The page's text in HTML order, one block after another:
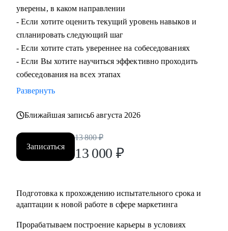
уверены, в каком направлении
- Если хотите оценить текущий уровень навыков и
спланировать следующий шаг
- Если хотите стать увереннее на собеседованиях
- Если Вы хотите научиться эффективно проходить
собеседования на всех этапах
Развернуть
Ближайшая запись6 августа 2026
Записаться
13 800 ₽
13 000 ₽
Подготовка к прохождению испытательного срока и
адаптации к новой работе в сфере маркетинга
Прорабатываем построение карьеры в условиях